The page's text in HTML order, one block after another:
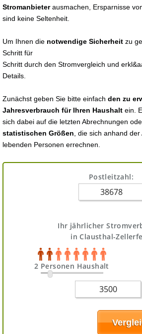
Stromanbieterausmachen, Ersparnisse
sind keine Seltenheit.
Um Ihnen die notwendige Sicherheit zu
Schritt für
Schritt durch den Stromvergleich und
Details.
Zunächst geben Sie bitte einfach den zu
Jahresverbrauch für Ihren Haushalt ein.
sich dabei auf die letzten Abrechnungen
statistischen Größen , die sich anhand
lebenden Personen errechnen.
Postleitzahl:
Ihr jährlicher
in Clausthal-
2 Personen Haushalt